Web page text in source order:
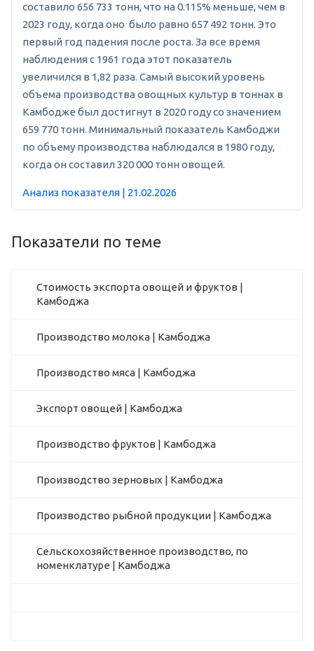
составило 656 733 тонн, что на 0.115% меньше, чем в
2023 году, когда оно было равно 657 492 тонн. Это
первый год падения после роста. За все время
наблюдения с 1961 года этот показатель
увеличился в 1,82 раза. Самый высокий уровень
объема производства овощных культур в тоннах в
Камбодже был достигнут в 2020 году со значением
659 770 тонн. Минимальный показатель Камбоджи
по объему производства наблюдался в 1980 году,
когда он составил 320 000 тонн овощей.
Анализ показателя | 21.02.2026
Показатели по теме
Стоимость экспорта овощей и фруктов |
Камбоджа
Производство молока | Камбоджа
Производство мяса | Камбоджа
Экспорт овощей | Камбоджа
Производство фруктов | Камбоджа
Производство зерновых | Камбоджа
Производство рыбной продукции | Камбоджа
Сельскохозяйственное производство, по
номенклатуре | Камбоджа